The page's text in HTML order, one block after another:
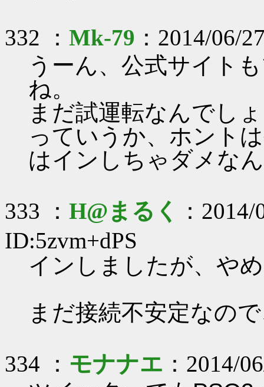
332 ： Mk-79 ：2014/06/
うーん、公式サイト
ね。
まだ試運転なんでし
っていうか、ホント
はインしちゃダメな
333 ： H@まるく
：
ID:5zvm+dPS
インしましたが、や
まだ接続不安定なの
334 ： モナナエ ：2014/